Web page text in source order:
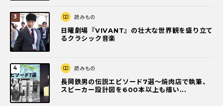
読みもの
日曜劇場『VIVANT』の壮大な世界観を盛り立て
るクラシック音楽
読みもの
長岡鉄男の伝説エピソード7選〜焼肉店で執筆、
スピーカー設計図を600本以上も描い...